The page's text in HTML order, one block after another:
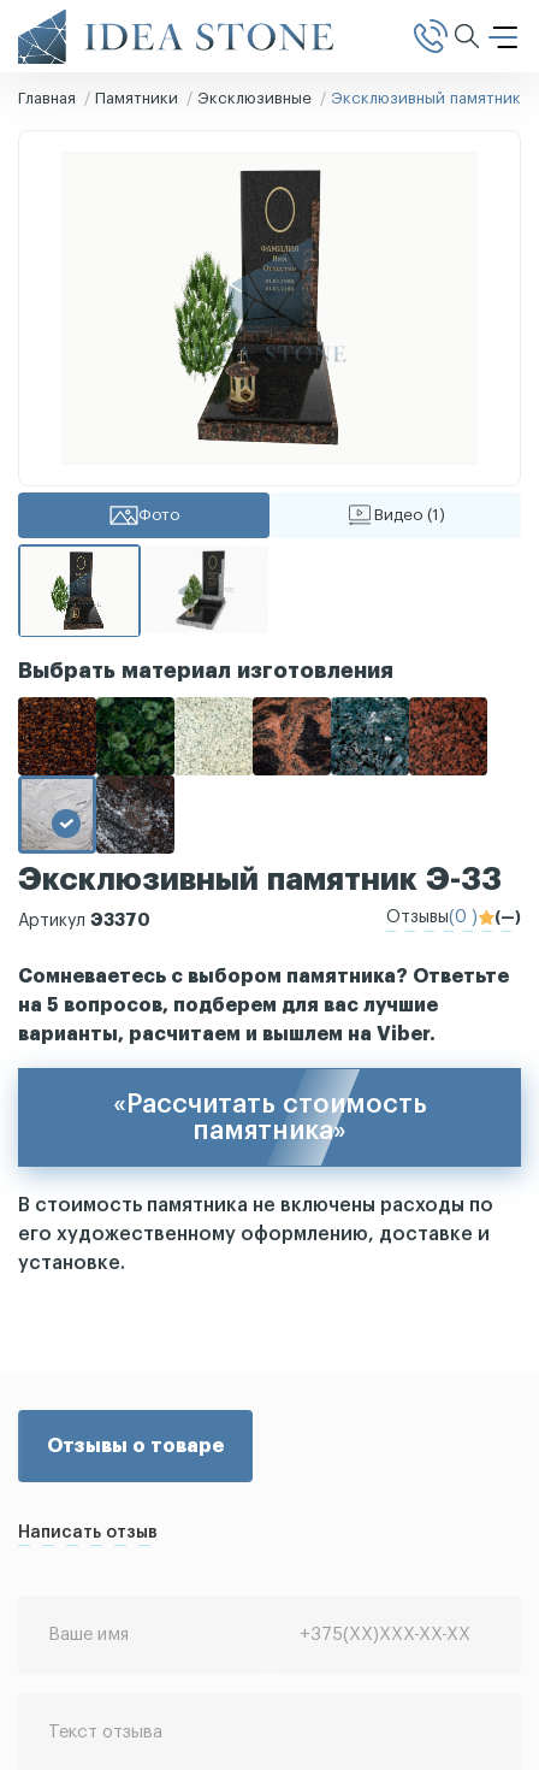
Главная Памятники Эксклюзивные Эксклюзивный памятник
Фото Видео (1)
Выбрать материал изготовления
Эксклюзивный памятник Э-33
Артикул Э3370 Отзывы(0 ) (—)
Сомневаетесь с выбором памятника? Ответьте
на 5 вопросов, подберем для вас лучшие
варианты, расчитаем и вышлем на Viber.
«Рассчитать стоимость
памятника»
В стоимость памятника не включены расходы по
его художественному оформлению, доставке и
установке.
Отзывы о товаре
Написать отзыв